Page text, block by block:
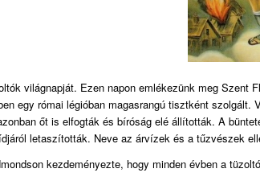
világnapját. Ezen napon emlékezünk meg
egy római légióban magasrangú tisztként
őt is elfogták és bíróság elé állították. A
letaszították. Neve az árvízek és a tűzvészek
kezdeményezte, hogy minden évben a